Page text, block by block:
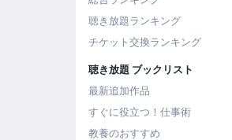
聴き放題ランキング
チケット交換ランキング
聴き放題 ブックリスト
最新追加作品
すぐに役立つ！仕事術
教養のおすすめ